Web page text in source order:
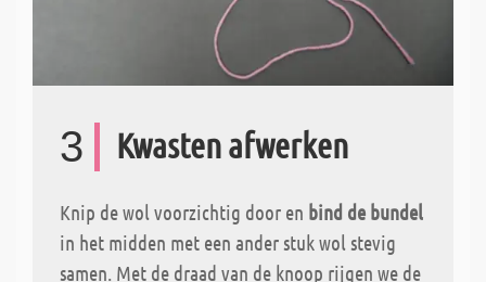
3 Kwasten afwerken
Knip de wol voorzichtig door en bind de bundel
in het midden met een ander stuk wol stevig
samen. Met de draad van de knoop rijgen we de